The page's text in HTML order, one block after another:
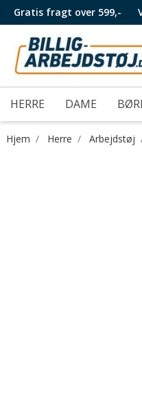
Gratis fragt over 599,-
HERRE DAME
Hjem Herre Arbejdstøj